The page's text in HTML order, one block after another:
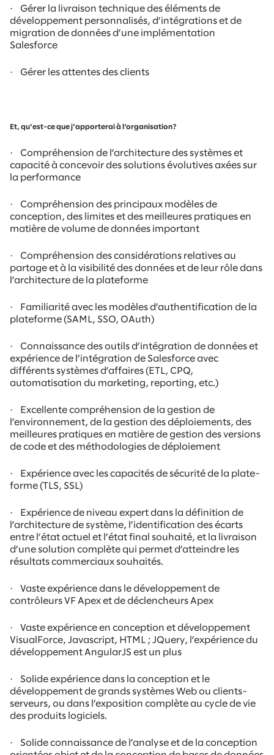
·
Gérer la livraison technique des éléments de
développement personnalisés, d’intégrations et de
migration de données d’une implémentation
Salesforce
· Gérer les attentes des clients
Et, qu'est-ce que j'apporterai à l’organisation?
·
Compréhension de l’architecture des systèmes et
capacité à concevoir des solutions évolutives axées sur
la performance
·
Compréhension des principaux modèles de
conception, des limites et des meilleures pratiques en
matière de volume de données important
·
Compréhension des considérations relatives au
partage et à la visibilité des données et de leur rôle dans
l’architecture de la plateforme
·
Familiarité avec les modèles d’authentification de la
plateforme (SAML, SSO, OAuth)
·
Connaissance des outils d’intégration de données et
expérience de l’intégration de Salesforce avec
différents systèmes d’affaires (ETL, CPQ,
automatisation du marketing, reporting, etc.)
·
Excellente compréhension de la gestion de
l’environnement, de la gestion des déploiements, des
meilleures pratiques en matière de gestion des versions
de code et des méthodologies de déploiement
·
Expérience avec les capacités de sécurité de la plate-
forme (TLS, SSL)
·
Expérience de niveau expert dans la définition de
l’architecture de système, l’identification des écarts
entre l’état actuel et l’état final souhaité, et la livraison
d’une solution complète qui permet d’atteindre les
résultats commerciaux souhaités.
·
Vaste expérience dans le développement de
contrôleurs VF Apex et de déclencheurs Apex
·
Vaste expérience en conception et développement
VisualForce, Javascript, HTML ; JQuery, l’expérience du
développement AngularJS est un plus
·
Solide expérience dans la conception et le
développement de grands systèmes Web ou clients-
serveurs, ou dans l’exposition complète au cycle de vie
des produits logiciels.
·
Solide connaissance de l’analyse et de la conception